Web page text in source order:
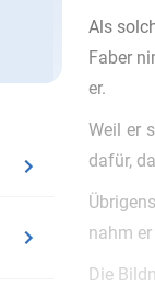
Als
Faber
er.
Weil er
dafür,
nahm
Die